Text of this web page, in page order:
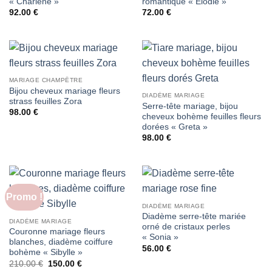
92.00 €
72.00 €
MARIAGE CHAMPÊTRE
Bijou cheveux mariage fleurs
strass feuilles Zora
98.00 €
DIADÈME MARIAGE
Serre-tête mariage, bijou
cheveux bohème feuilles fleurs
dorées « Greta »
98.00 €
Promo !
DIADÈME MARIAGE
Couronne mariage fleurs
blanches, diadème coiffure
bohème « Sibylle »
210.00€
Le
150.00 €Le
DIADÈME MARIAGE
Diadème serre-tête mariée
orné de cristaux perles
« Sonia »
56.00 €